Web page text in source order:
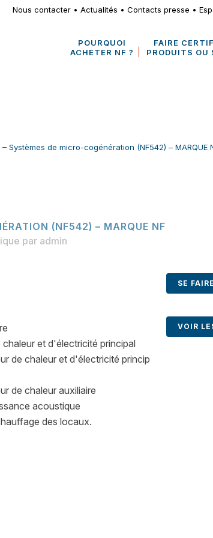
Nous contacter •Actualités •Contacts presse •
POURQUOI
ACHETER NF ?
FAIRE
PRODUITS OU
– Systèmes de micro-cogénération (NF542) – MARQUE
(NF542) – MARQUE NF
par admin
et d'électricité principal
de chaleur et d'électricité princip
de chaleur auxiliaire
acoustique
des locaux.
SE
VOIR